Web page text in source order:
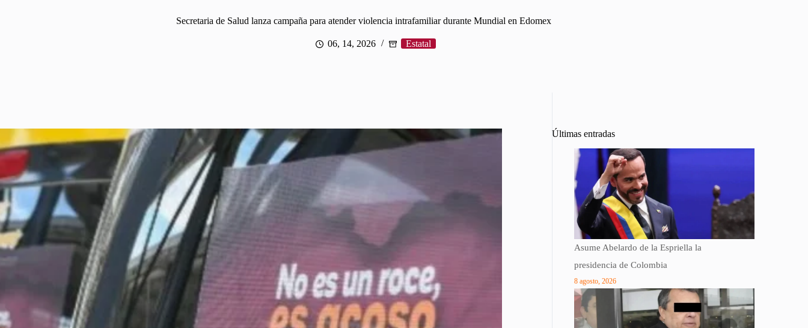
Secretaria de Salud lanza campaña para atender violencia intrafamiliar durante Mundial en Edomex
06, 14, 2026 Estatal
Últimas entradas
Asume Abelardo de la Espriella la
presidencia de Colombia
8 agosto, 2026